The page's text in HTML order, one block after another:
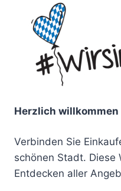
Herzlich
Verbinden Sie
schönen Stadt. Diese
Entdecken aller